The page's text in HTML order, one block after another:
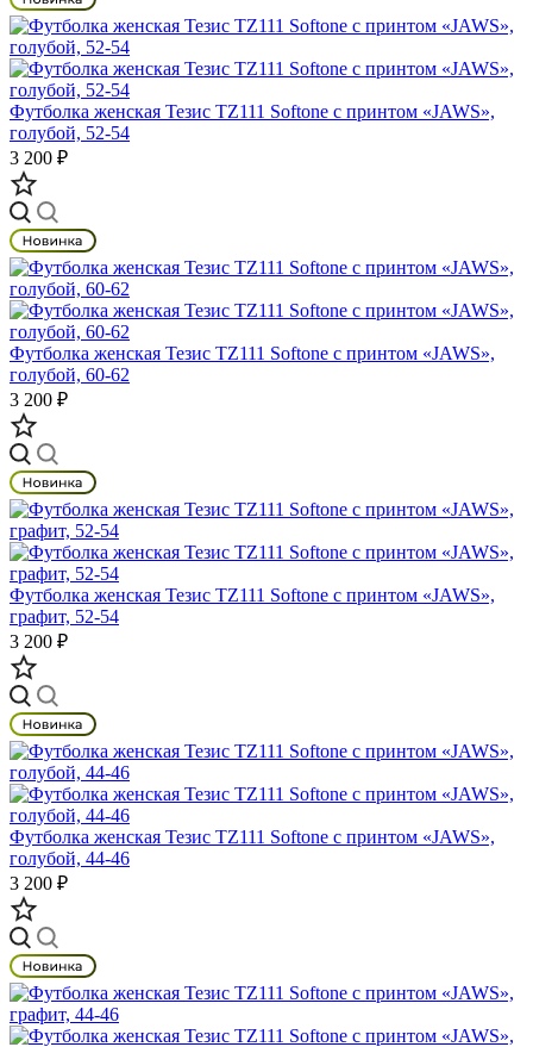
Футболка женская Тезис TZ111 Softone с принтом «JAWS»,
голубой, 52-54
3 200 ₽
Футболка женская Тезис TZ111 Softone с принтом «JAWS»,
голубой, 60-62
3 200 ₽
Футболка женская Тезис TZ111 Softone с принтом «JAWS»,
графит, 52-54
3 200 ₽
Футболка женская Тезис TZ111 Softone с принтом «JAWS»,
голубой, 44-46
3 200 ₽